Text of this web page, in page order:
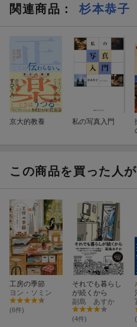
関連商品 ： 杉本恭子
京大的教養 私の写真入門
この商品を買った人
工房の季節
ヨン・ソミン
(6件)
それでも暮らし
が続くから
副島 あすか
(4件)